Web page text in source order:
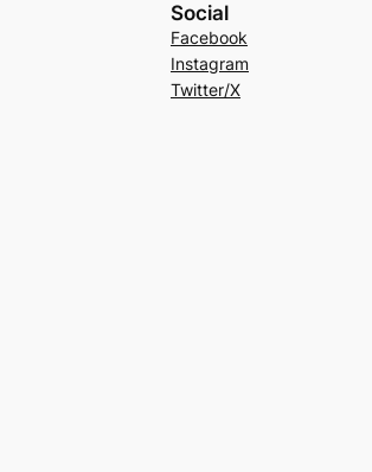
Social
Facebook
Instagram
Twitter/X